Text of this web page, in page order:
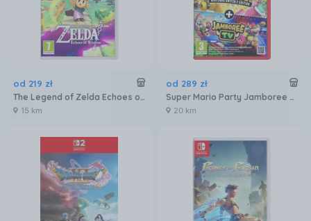
od 219 zł
The Legend of Zelda Echoes of Wisdom (Gra NS)
15 km
od 289 zł
Super Mario Party Jamboree + Jamboree TV (Gra NS2)
20 km